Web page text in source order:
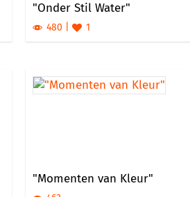
"Onder Stil Water"
480 1
"Momenten van Kleur"